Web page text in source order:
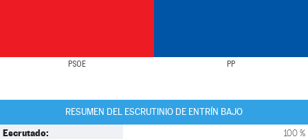
PSOE PP
RESUMEN DEL ESCRUTINIO DE ENTRÍN BAJO
Escrutado: 100 %